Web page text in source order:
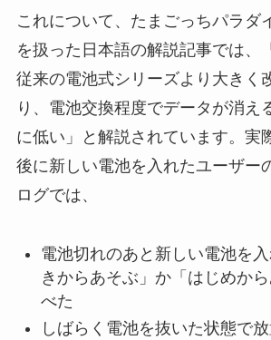
これについて、たまごっちパラダ
を扱った日本語の解説記事では、
従来の電池式シリーズより大きく
り、電池交換程度でデータが消え
に低い」と解説されています。実
後に新しい電池を入れたユーザー
ログでは、
電池切れのあと新しい電池を
きからあそぶ」か「はじめか
べた
しばらく電池を抜いた状態で放